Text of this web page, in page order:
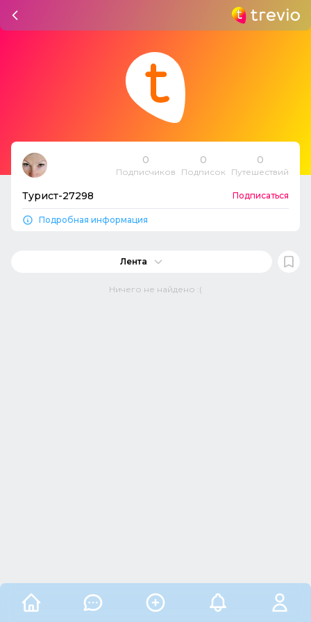
0
Подписчиков
0
Подписок
0
Путешествий
Турист-27298 Подписаться
Подробная информация
Лента
Ничего не найдено :(